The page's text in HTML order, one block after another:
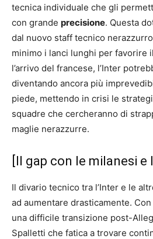
tecnica individuale che gli
con grande precisione. Questa
dal nuovo staff tecnico
minimo i lanci lunghi per favorire
l’arrivo del francese, l’Inter
diventando ancora più
piede, mettendo in crisi le
squadre che cercheranno di
maglie nerazzurre.
[Il gap con le milanesi e
Il divario tecnico tra l’Inter e le
ad aumentare drasticamente.
una difficile transizione post-
Spalletti che fatica a trovare